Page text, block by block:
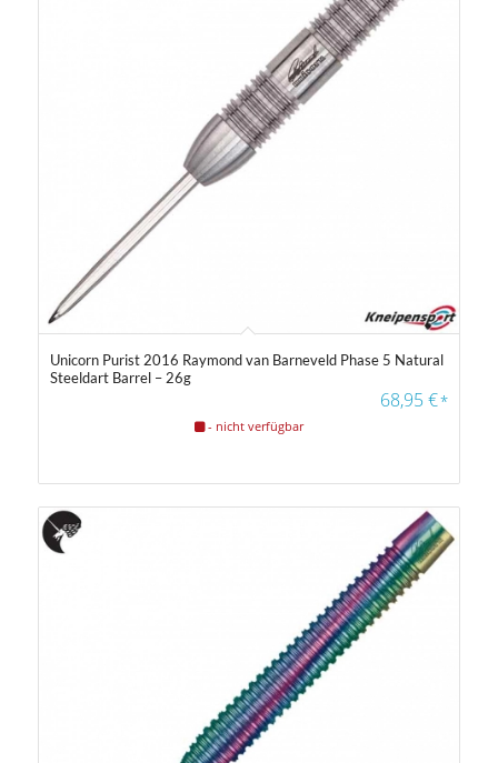
Unicorn Purist 2016 Raymond van Barneveld Phase 5 Natural
Steeldart Barrel – 26g
68,95€*
- nicht verfügbar